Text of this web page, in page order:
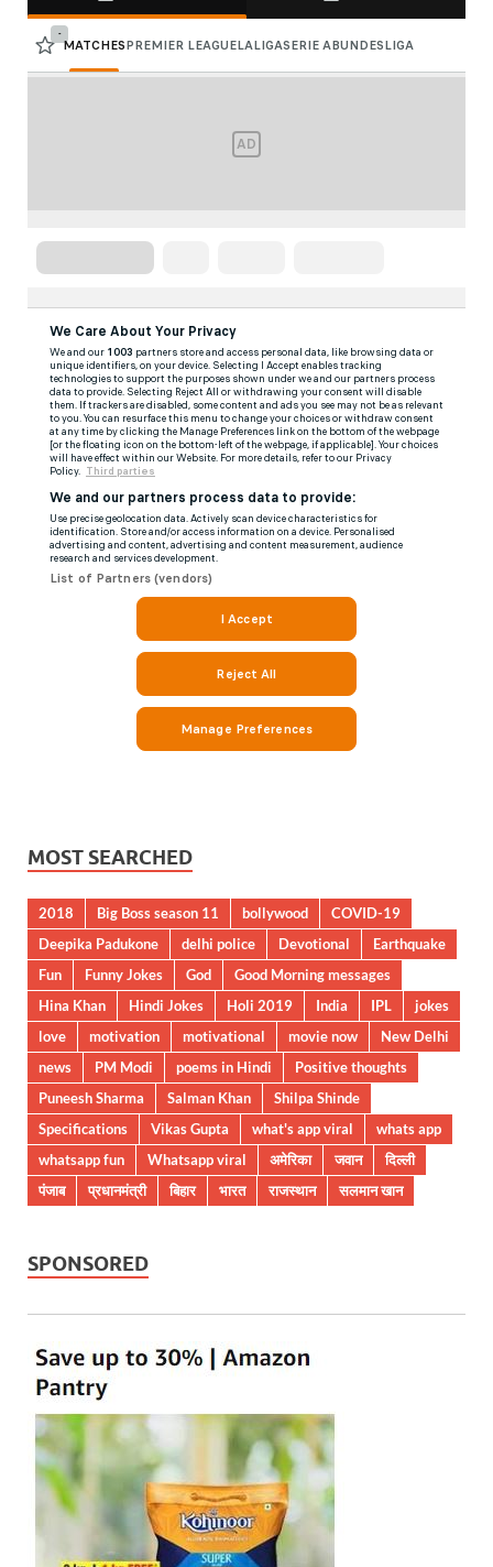
MOST SEARCHED
2018 Big Boss season 11 bollywood
COVID-19
Deepika Padukone
delhi police Devotional
Earthquake
Fun
Funny Jokes God
Good Morning messages
Hina Khan
Hindi Jokes Holi 2019 India IPL
jokes
love
motivation motivational movie now
New Delhi
news
PM Modi poems in Hindi
Positive thoughts
Puneesh Sharma
Salman Khan
Shilpa Shinde
Specifications
Vikas Gupta what's app viral
whats app
whatsapp fun
Whatsapp viral अमेरिका जवान
दिल्ली
पंजाब
प्रधानमंत्री बिहार भारत राजस्थान सलमान खान
SPONSORED